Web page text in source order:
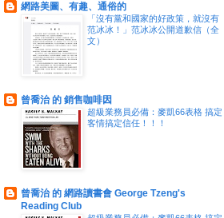
網路美圖、有趣、通俗的
「沒有黨和國家的好政策，就沒有
范冰冰！」范冰冰公開道歉信（全
文）
曾喬治 的 銷售咖啡因
超級業務員必備：麥凱66表格 搞定
客情搞定信任！！！
曾喬治 的 網路讀書會 George Tzeng's
Reading Club